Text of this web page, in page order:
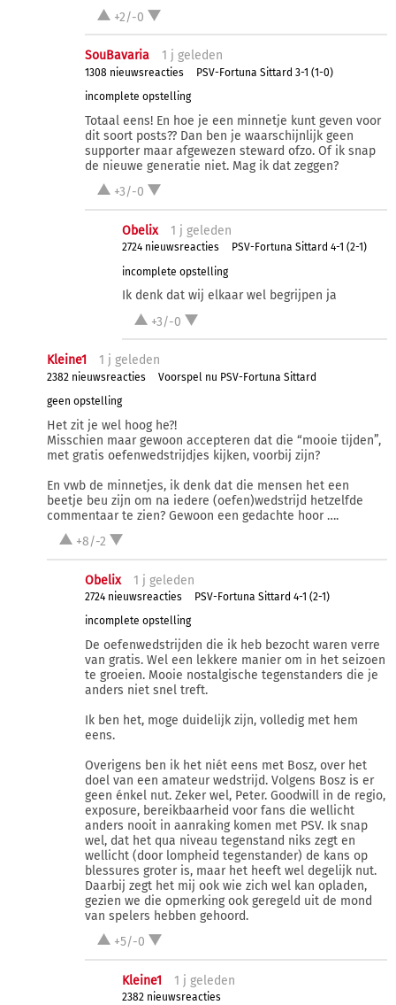
+2/-0
SouBavaria 1 j geleden
1308 nieuwsreacties
PSV-Fortuna Sittard 3-1 (1-0)
incomplete opstelling
Totaal eens! En hoe je een minnetje kunt geven voor
dit soort posts?? Dan ben je waarschijnlijk geen
supporter maar afgewezen steward ofzo. Of ik snap
de nieuwe generatie niet. Mag ik dat zeggen?
+3/-0
Obelix 1 j geleden
2724 nieuwsreacties
PSV-Fortuna Sittard 4-1 (2-1)
incomplete opstelling
Ik denk dat wij elkaar wel begrijpen ja
+3/-0
Kleine1 1 j geleden
2382 nieuwsreacties
Voorspel nu PSV-Fortuna Sittard
geen opstelling
Het zit je wel hoog he?!
Misschien maar gewoon accepteren dat die “mooie tijden”,
met gratis oefenwedstrijdjes kijken, voorbij zijn?
En vwb de minnetjes, ik denk dat die mensen het een
beetje beu zijn om na iedere (oefen)wedstrijd hetzelfde
commentaar te zien? Gewoon een gedachte hoor ….
+8/-2
Obelix 1 j geleden
2724 nieuwsreacties
PSV-Fortuna Sittard 4-1 (2-1)
incomplete opstelling
De oefenwedstrijden die ik heb bezocht waren verre
van gratis. Wel een lekkere manier om in het seizoen
te groeien. Mooie nostalgische tegenstanders die je
anders niet snel treft.
Ik ben het, moge duidelijk zijn, volledig met hem
eens.
Overigens ben ik het niét eens met Bosz, over het
doel van een amateur wedstrijd. Volgens Bosz is er
geen énkel nut. Zeker wel, Peter. Goodwill in de regio,
exposure, bereikbaarheid voor fans die wellicht
anders nooit in aanraking komen met PSV. Ik snap
wel, dat het qua niveau tegenstand niks zegt en
wellicht (door lompheid tegenstander) de kans op
blessures groter is, maar het heeft wel degelijk nut.
Daarbij zegt het mij ook wie zich wel kan opladen,
gezien we die opmerking ook geregeld uit de mond
van spelers hebben gehoord.
+5/-0
Kleine1 1 j geleden
2382 nieuwsreacties